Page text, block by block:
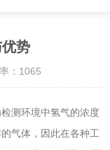
势
：1065
测环境中氢气的浓度
气体，因此在各种工